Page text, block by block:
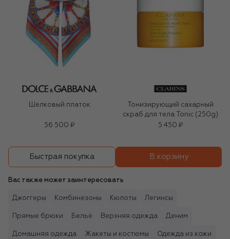
Шелковый платок
56 500 ₽
Тонизирующий сахарный
скраб для тела Tonic (250g)
5 450 ₽
Быстрая покупка В корзину
Вас также может заинтересовать
Джоггеры Комбинезоны Кюлоты Легинсы
Прямые брюки Бельё Верхняя одежда Деним
Домашняя одежда Жакеты и костюмы Одежда из кожи